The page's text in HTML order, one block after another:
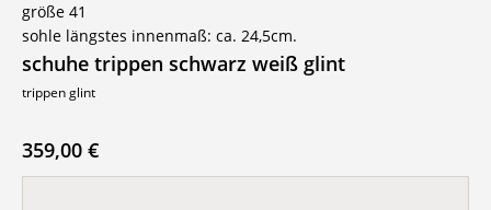
größe 41
sohle längstes innenmaß: ca. 24,5cm.
schuhe trippen schwarz weiß glint
trippen glint
359,00 €